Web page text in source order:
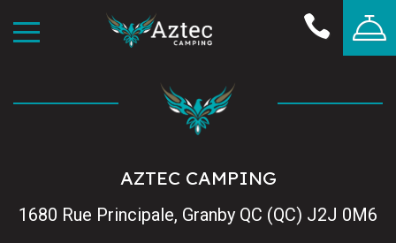
AZTEC CAMPING
1680 Rue Principale, Granby QC (QC) J2J 0M6